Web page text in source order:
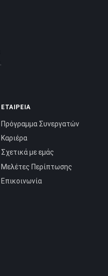
ΕΤΑΙΡΕΊΑ
Πρόγραμμα Συνεργατών
Καριέρα
Σχετικά με εμάς
Μελέτες Περίπτωσης
Επικοινωνία